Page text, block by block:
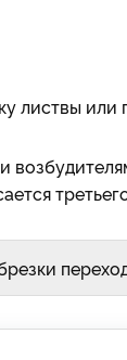
листвы
и